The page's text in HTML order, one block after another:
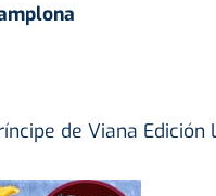
de Viana Edición